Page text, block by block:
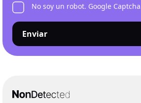
No soy un robot. Google
Enviar